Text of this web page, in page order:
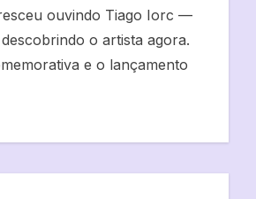
ouvindo Tiago Iorc —
o artista agora.
e o lançamento